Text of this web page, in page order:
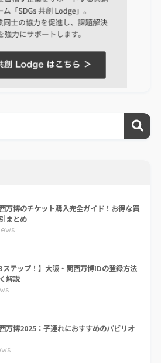
万博のチケット購入完全ガイド！お得な買
まとめ
3ステップ！】大阪・関西万博IDの登録方法
解説
万博2025：子連れにおすすめのパビリオ